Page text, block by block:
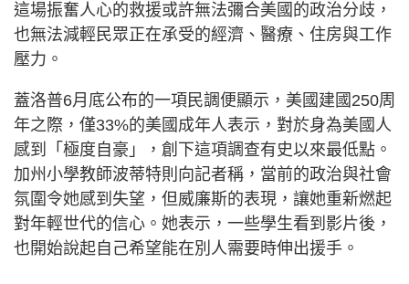
這場振奮人心的救援或許無法彌合美國的政治分歧，
也無法減輕民眾正在承受的經濟、醫療、住房與工作
壓力。
蓋洛普6月底公布的一項民調便顯示，美國建國250周
年之際，僅33%的美國成年人表示，對於身為美國人
感到「極度自豪」，創下這項調查有史以來最低點。
加州小學教師波蒂特則向記者稱，當前的政治與社會
氛圍令她感到失望，但威廉斯的表現，讓她重新燃起
對年輕世代的信心。她表示，一些學生看到影片後，
也開始說起自己希望能在別人需要時伸出援手。